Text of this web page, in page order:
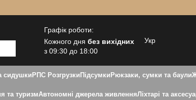
Графік роботи:
Кожного днябез вихідних
з 09:30 до 18:00
Укр
сидушки РПС Розгрузки Підсумки Рюкзаки, сумки та баули
та туризмАвтономні джерела живленняЛіхтарі та